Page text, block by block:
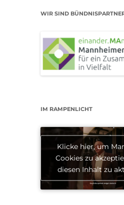
WIR SIND
IM RAMPENLICHT
Klicke hier, um
Cookies zu
diesen Inhalt zu